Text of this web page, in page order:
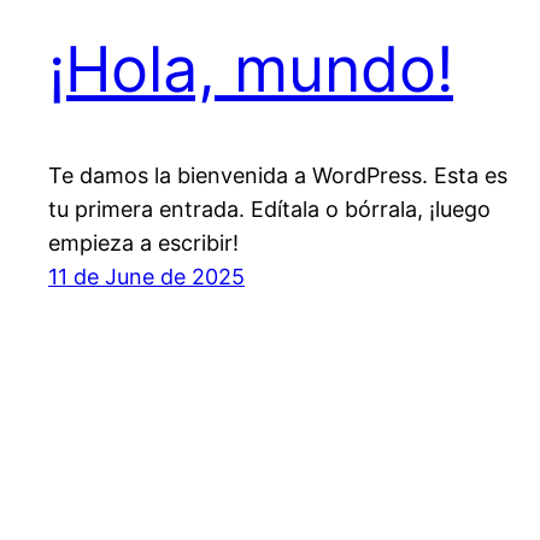
¡Hola, mundo!
Te damos la bienvenida a WordPress. Esta es
tu primera entrada. Edítala o bórrala, ¡luego
empieza a escribir!
11 de June de 2025